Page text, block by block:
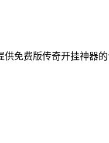
免费版传奇开挂神器